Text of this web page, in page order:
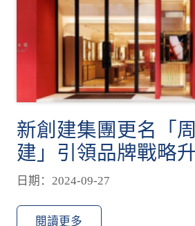
新創建集團更名「
建」引領品牌戰略
日期：2024-09-27
閱讀更多